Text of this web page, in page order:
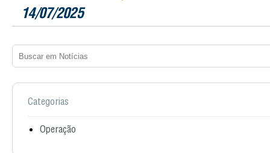
14/07/2025
Categorias
Operação